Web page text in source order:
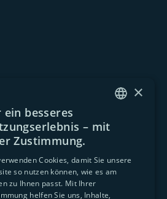
×
ein besseres
– mit
Zustimmung.
Cookies, damit Sie unsere
so nutzen können, wie es am
zu Ihnen passt. Mit Ihrer
helfen Sie uns, Inhalte,